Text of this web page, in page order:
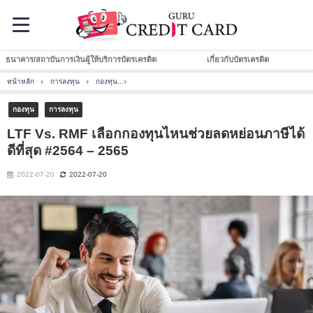
ธนาคาร/สถาบันการเงินผู้ให้บริการบัตรเครดิต เกี่ยวกับบัตรเครดิต
หน้าหลัก การลงทุน กองทุน
กองทุน การลงทุน
LTF Vs. RMF เลือกกองทุนไหนช่วยลดหย่อนภาษีได้
ดีที่สุด #2564 – 2565
2022-07-20 2022-07-20